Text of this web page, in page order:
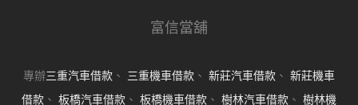
富信當舖
專辦三重汽車借款 、 三重機車借款 、 新莊汽車借款 、 新莊機車
借款 、 板橋汽車借款 、 板橋機車借款 、 樹林汽車借款 、 樹林機